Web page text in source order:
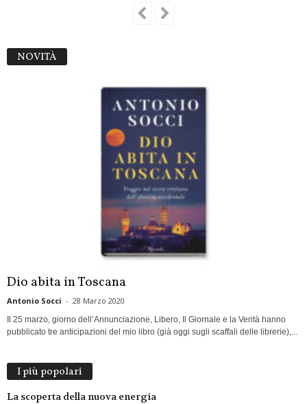
NOVITÀ
Dio abita in Toscana
Antonio Socci - 28 Marzo 2020
Il 25 marzo, giorno dell’Annunciazione, Libero, Il Giornale e la Verità hanno
pubblicato tre anticipazioni del mio libro (già oggi sugli scaffali delle librerie),...
I più popolari
La scoperta della nuova energia